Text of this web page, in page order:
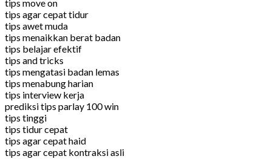
tips move on
tips agar cepat tidur
tips awet muda
tips menaikkan berat badan
tips belajar efektif
tips and tricks
tips mengatasi badan lemas
tips menabung harian
tips interview kerja
prediksi tips parlay 100 win
tips tinggi
tips tidur cepat
tips agar cepat haid
tips agar cepat kontraksi asli